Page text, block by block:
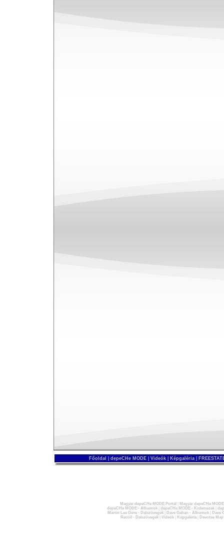
Főoldal depeCHe MODE Videók Képgaléria
Magyar depeCHe MODE Portál
Magyar depeCHe
depeCHe MODE - Albumok| depeCHe MODE - Kislemezek|
Martin Lee Gore - Dalszövegek| Dave Gahan - Albumok|
Dave
Recoil - Dalszövegek| Videók| Képgaléria| Devotee Map